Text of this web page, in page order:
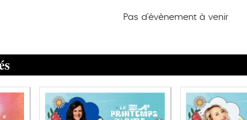
Pas d'évènement à venir